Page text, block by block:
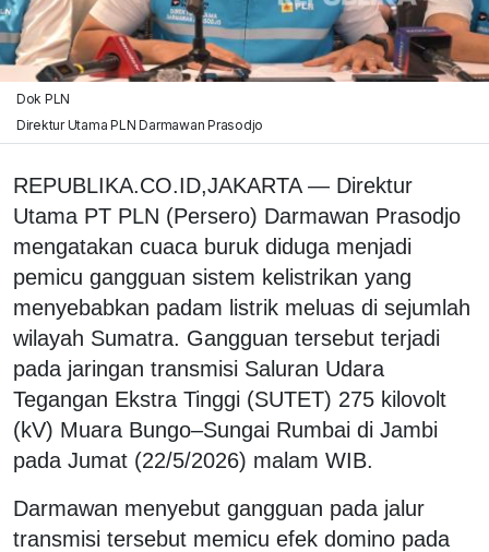
Dok PLN
Direktur Utama PLN Darmawan Prasodjo
REPUBLIKA.CO.ID,JAKARTA — Direktur
Utama PT PLN (Persero) Darmawan Prasodjo
mengatakan cuaca buruk diduga menjadi
pemicu gangguan sistem kelistrikan yang
menyebabkan padam listrik meluas di sejumlah
wilayah Sumatra. Gangguan tersebut terjadi
pada jaringan transmisi Saluran Udara
Tegangan Ekstra Tinggi (SUTET) 275 kilovolt
(kV) Muara Bungo–Sungai Rumbai di Jambi
pada Jumat (22/5/2026) malam WIB.
Darmawan menyebut gangguan pada jalur
transmisi tersebut memicu efek domino pada